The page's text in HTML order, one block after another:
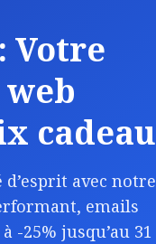
Votre
cadeau
avec notre
emails
25% jusqu’au 31